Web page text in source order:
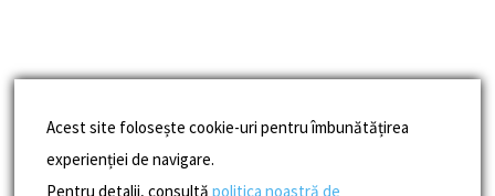
Acest site folosește cookie-uri pentru îmbunătățirea
experienției de navigare.
Pentru detalii, consultă politica noastră de